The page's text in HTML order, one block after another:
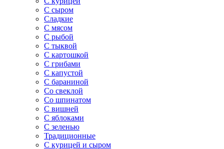
С сыром
Сладкие
С мясом
С рыбой
С тыквой
С картошкой
С грибами
С капустой
C бараниной
Со свеклой
Со шпинатом
С вишней
С яблоками
С зеленью
Традиционные
С курицей и сыром